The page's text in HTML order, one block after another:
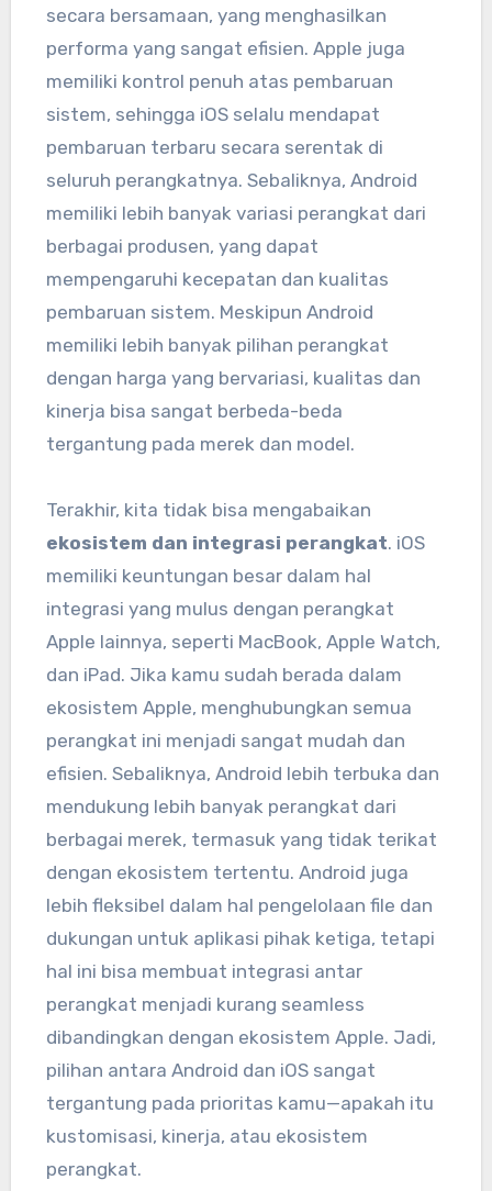
secara bersamaan, yang menghasilkan
performa yang sangat efisien. Apple juga
memiliki kontrol penuh atas pembaruan
sistem, sehingga iOS selalu mendapat
pembaruan terbaru secara serentak di
seluruh perangkatnya. Sebaliknya, Android
memiliki lebih banyak variasi perangkat dari
berbagai produsen, yang dapat
mempengaruhi kecepatan dan kualitas
pembaruan sistem. Meskipun Android
memiliki lebih banyak pilihan perangkat
dengan harga yang bervariasi, kualitas dan
kinerja bisa sangat berbeda-beda
tergantung pada merek dan model.
Terakhir, kita tidak bisa mengabaikan
ekosistem dan integrasi perangkat. iOS
memiliki keuntungan besar dalam hal
integrasi yang mulus dengan perangkat
Apple lainnya, seperti MacBook, Apple Watch,
dan iPad. Jika kamu sudah berada dalam
ekosistem Apple, menghubungkan semua
perangkat ini menjadi sangat mudah dan
efisien. Sebaliknya, Android lebih terbuka dan
mendukung lebih banyak perangkat dari
berbagai merek, termasuk yang tidak terikat
dengan ekosistem tertentu. Android juga
lebih fleksibel dalam hal pengelolaan file dan
dukungan untuk aplikasi pihak ketiga, tetapi
hal ini bisa membuat integrasi antar
perangkat menjadi kurang seamless
dibandingkan dengan ekosistem Apple. Jadi,
pilihan antara Android dan iOS sangat
tergantung pada prioritas kamu—apakah itu
kustomisasi, kinerja, atau ekosistem
perangkat.